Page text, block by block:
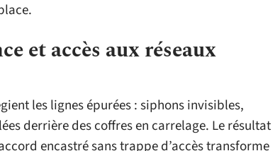
et accès aux réseaux
les lignes épurées : siphons invisibles,
derrière des coffres en carrelage. Le résultat
encastré sans trappe d’accès transforme